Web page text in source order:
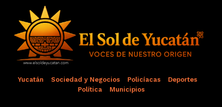
Yucatán Sociedad y Negocios Policíacas
Deportes
Política
Municipios